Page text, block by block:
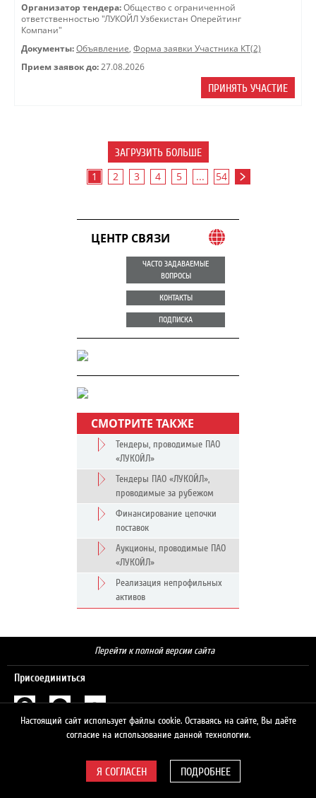
Организатор тендера: Общество с ограниченной
ответственностью "ЛУКОЙЛ Узбекистан Оперейтинг
Компани"
Документы: Объявление, Форма заявки Участника КТ(2)
Прием заявок до: 27.08.2026
ПРИНЯТЬ УЧАСТИЕ
ЗАГРУЗИТЬ БОЛЬШЕ
1 2 3 4 5 ... 54
ЦЕНТР СВЯЗИ
ЧАСТО ЗАДАВАЕМЫЕ
ВОПРОСЫ
КОНТАКТЫ
ПОДПИСКА
СМОТРИТЕ ТАКЖЕ
Тендеры, проводимые ПАО
«ЛУКОЙЛ»
Тендеры ПАО «ЛУКОЙЛ»,
проводимые за рубежом
Финансирование цепочки
поставок
Аукционы, проводимые ПАО
«ЛУКОЙЛ»
Реализация непрофильных
активов
Перейти к полной версии сайта
Присоединиться
Настоящий сайт использует файлы cookie. Оставаясь на сайте, Вы даёте
согласие на использование данной технологии.
ПОДРОБНЕЕ